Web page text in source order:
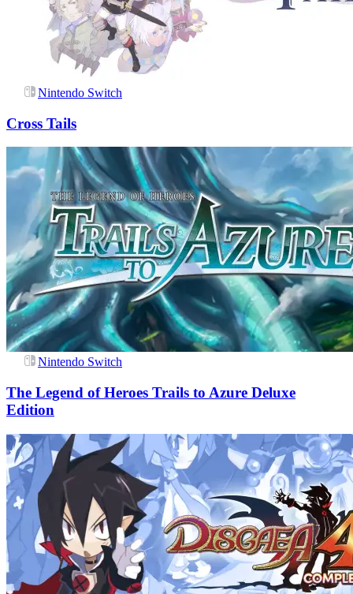
Nintendo Switch
Cross Tails
Nintendo Switch
The Legend of Heroes Trails to Azure Deluxe
Edition